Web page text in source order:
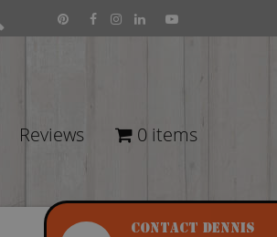
Contact Dennis
Reviews 0 items